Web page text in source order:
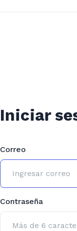
Iniciar
Correo
Contraseña